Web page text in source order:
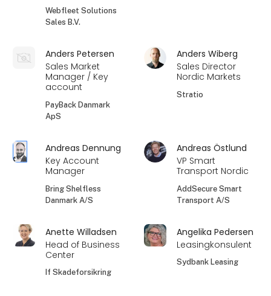
Webfleet Solutions
Sales B.V.
Anders Petersen
Sales Market
Manager / Key
account
PayBack Danmark
ApS
Anders Wiberg
Sales Director
Nordic Markets
Stratio
Andreas Dennung
Key Account
Manager
Bring Shelfless
Danmark A/S
Andreas Östlund
VP Smart
Transport Nordic
AddSecure Smart
Transport A/S
Anette Willadsen
Head of Business
Center
If Skadeforsikring
Angelika Pedersen
Leasingkonsulent
Sydbank Leasing